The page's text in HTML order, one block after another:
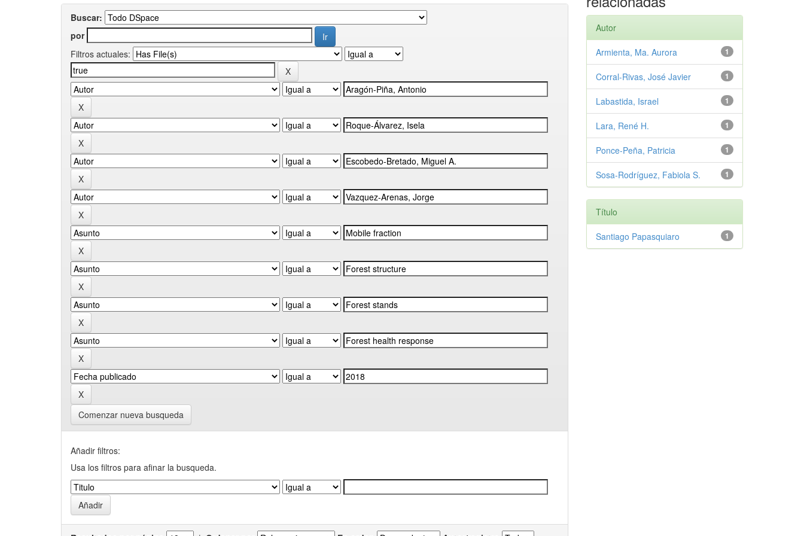
Buscar:
por
Filtros actuales:
Comenzar nueva busqueda
Añadir filtros:
Usa los filtros para afinar la busqueda.
Autor
1
Armienta, Ma. Aurora
1
Corral-Rivas, José Javier
1
Labastida, Israel
1
Lara, René H.
1
Ponce-Peña, Patricia
1
Sosa-Rodríguez, Fabiola S.
Título
1
Santiago Papasquiaro